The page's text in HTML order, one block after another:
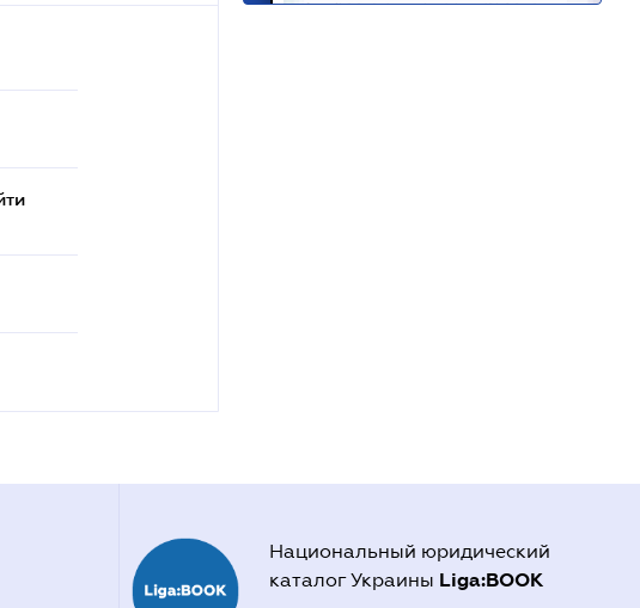
Национальный юридический
каталог Украины Liga:BOOK